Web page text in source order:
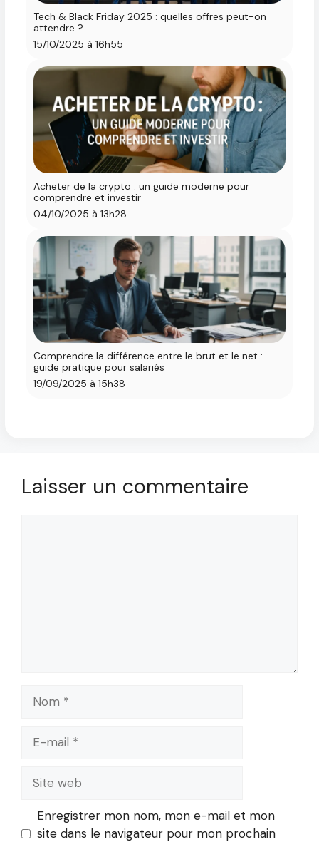
Tech & Black Friday 2025 : quelles offres peut-on
attendre ?
15/10/2025 à 16h55
Acheter de la crypto : un guide moderne pour
comprendre et investir
04/10/2025 à 13h28
Comprendre la différence entre le brut et le net :
guide pratique pour salariés
19/09/2025 à 15h38
Laisser un commentaire
mail
Site
web
Enregistrer mon nom, mon e-mail et mon
site dans le navigateur pour mon prochain